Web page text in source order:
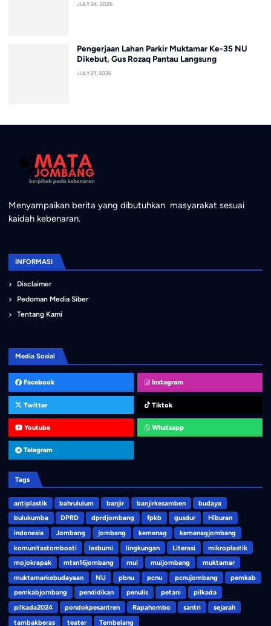
JULY 24, 2026
Pengerjaan Lahan Parkir Muktamar Ke-35 NU
Dikebut, Gus Rozaq Pantau Langsung
JULY 21, 2026
Menyampaikan berita yang dibutuhkan masyarakat sesuai
kaidah kebenaran.
INFORMASI
Disclaimer
Pedoman Media Siber
Tentang Kami
Media Sosial
Facebook Instagram
Twitter Tiktok
Youtube Whatsapp
Telegram
Tags
antiplastik bahrululum banjir banjirkesamben
budaya
bulukumba
DPRD dprdjombang fpkb gusdur
Hiburan
indonesia
Jombang jombang kemenag
kemenagjombang
komunitastomboati
lesbumi lingkungan Literasi
mikroplastik
mojokrapak
mtsn16jombang mui muijombang
muktamar
muktamarkebudayaan
NU pbnu pcnu pcnujombang
pemkab
pemkabjombang
pendidikan penulis petani
pilkada
pilkada2024
pondokpesantren Rapahombo santri
sejarah
tambakberas
teater Tembelang